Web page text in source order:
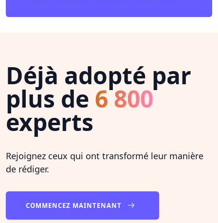
Déjà adopté par
plus de 6 800
experts
Rejoignez ceux qui ont transformé leur manière
de rédiger.
COMMENCEZ MAINTENANT